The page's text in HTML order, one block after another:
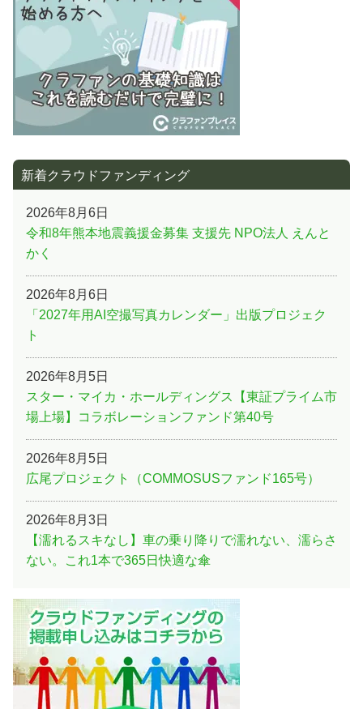
ン
新着クラウドファンディング
2026年8月6日
令和8年熊本地震義援金募集 支援先 NPO法人 えんと
かく
2026年8月6日
「2027年用AI空撮写真カレンダー」出版プロジェク
ト
2026年8月5日
スター・マイカ・ホールディングス【東証プライム市
場上場】コラボレーションファンド第40号
2026年8月5日
広尾プロジェクト（COMMOSUSファンド165号）
2026年8月3日
【濡れるスキなし】車の乗り降りで濡れない、濡らさ
ない。これ1本で365日快適な傘